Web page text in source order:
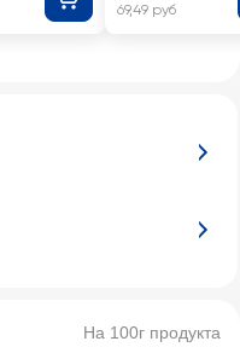
На 100г продукта
69,49 руб